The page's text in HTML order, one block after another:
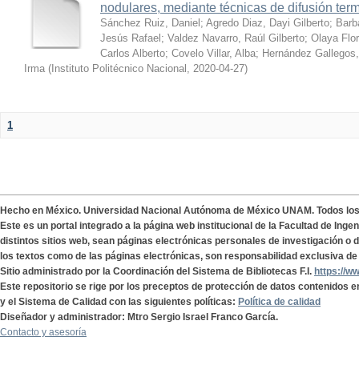
nodulares, mediante técnicas de difusión
Sánchez Ruiz, Daniel ; Agredo Diaz, Dayi Gilberto;
Jesús Rafael ; Valdez Navarro, Raúl Gilberto; Olaya
Carlos Alberto; Covelo Villar, Alba; Hernández
Irma ( Instituto Politécnico Nacional , 2020-04-27)
1
Hecho en México. Universidad Nacional Autónoma de México UNAM. Todos
Este es un portal integrado a la página web institucional de la Facultad de
distintos sitios web, sean páginas electrónicas personales de investigación o
los textos como de las páginas electrónicas, son responsabilidad exclusiva
Sitio administrado por la Coordinación del Sistema de Bibliotecas F.I. https://
Este repositorio se rige por los preceptos de protección de datos contenidos
y el Sistema de Calidad con las siguientes políticas: Política de calidad
Diseñador y administrador: Mtro Sergio Israel Franco García.
Contacto y asesoría